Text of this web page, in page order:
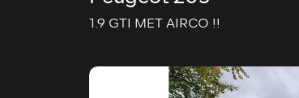
1.9 GTI MET AIRCO !!